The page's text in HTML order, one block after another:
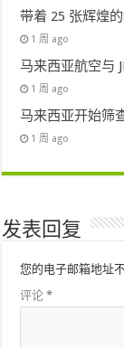
带着 25 张辉煌
1 周 ago
马来西亚航空与
1 周 ago
马来西亚开始筛
1 周 ago
发表回复
您的电子邮箱地址
评论*